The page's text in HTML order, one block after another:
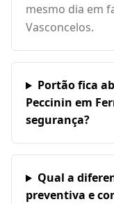
mesmo dia em
Vasconcelos.
Portão fica
Peccinin em
segurança?
Qual a
preventiva e